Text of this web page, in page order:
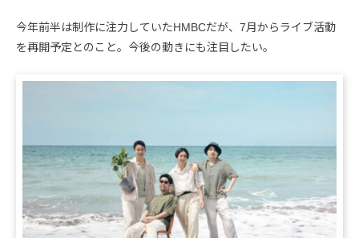
今年前半は制作に注力していたHMBCだが、7月からライブ活動
を再開予定とのこと。今後の動きにも注目したい。